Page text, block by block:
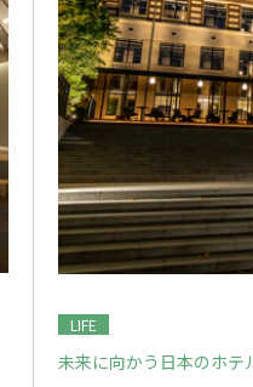
LIFE
未来に向かう日本のホテ